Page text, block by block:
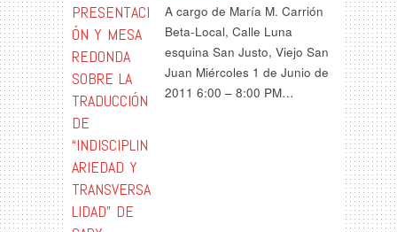
PRESENTACI
ÓN Y MESA
REDONDA
SOBRE LA
TRADUCCIÓN
DE
“INDISCIPLIN
ARIEDAD Y
TRANSVERSA
LIDAD” DE
A cargo de María M. Carrión
Beta-Local, Calle Luna
esquina San Justo, Viejo San
Juan Miércoles 1 de Junio de
2011 6:00 – 8:00 PM…